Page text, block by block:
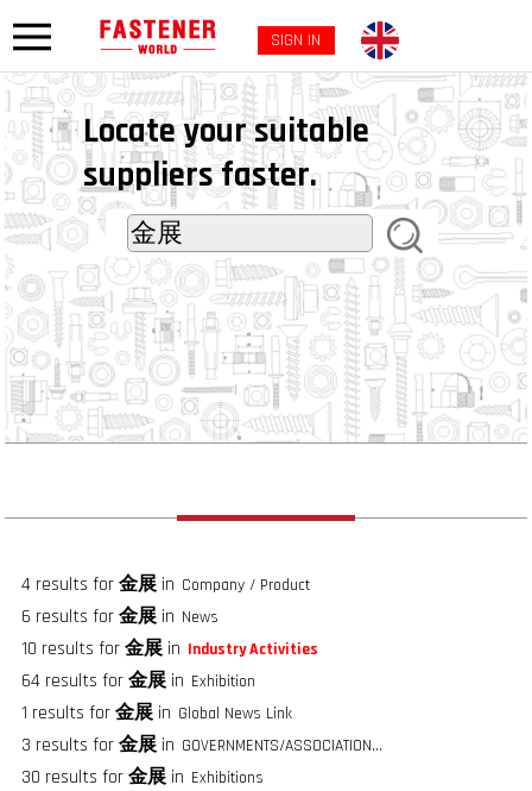
SIGN IN
Locate your suitable
suppliers faster.
4 results for金展in Company / Product
6 results for金展in News
10 results for金展in Industry Activities
64 results for金展in Exhibition
1 results for金展in Global News Link
3 results for金展in GOVERNMENTS/ASSOCIATIONS/FASTENER GROUPS
30 results for金展in Exhibitions